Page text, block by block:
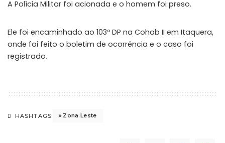
A Polícia Militar foi acionada e o homem foi preso.
Ele foi encaminhado ao 103º DP na Cohab II em Itaquera,
onde foi feito o boletim de ocorrência e o caso foi
registrado.
HASHTAGS Zona Leste